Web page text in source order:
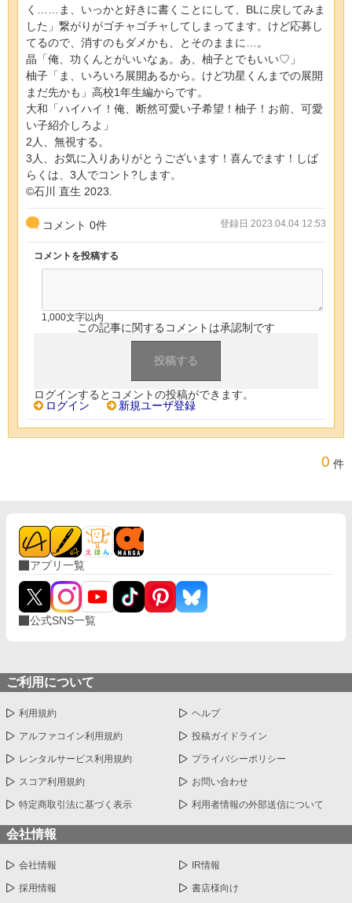
く……ま、いっかと好きに書くことにして、BLに戻してみま
した」繋がりがゴチャゴチャしてしまってます。けど応募し
てるので、消すのもダメかも、とそのままに…。
晶「俺、功くんとがいいなぁ。あ、柚子とでもいい♡」
柚子「ま、いろいろ展開あるから。けど功星くんまでの展開
まだ先かも」高校1年生編からです。
大和「ハイハイ！俺、断然可愛い子希望！柚子！お前、可愛
い子紹介しろよ」
2人、無視する。
3人、お気に入りありがとうございます！喜んでます！しば
らくは、3人でコント?します。
©️石川 直生 2023.
コメント 0件 登録日 2023.04.04 12:53
コメントを投稿する
1,000文字以内
この記事に関するコメントは承認制です
ログインするとコメントの投稿ができます。
ログイン
新規ユーザ登録
0 件
アプリ一覧
公式SNS一覧
ご利用について
利用規約 ヘルプ
アルファコイン利用規約 投稿ガイドライン
レンタルサービス利用規約 プライバシーポリシー
スコア利用規約 お問い合わせ
特定商取引法に基づく表示 利用者情報の外部送信について
会社情報
会社情報 IR情報
採用情報 書店様向け